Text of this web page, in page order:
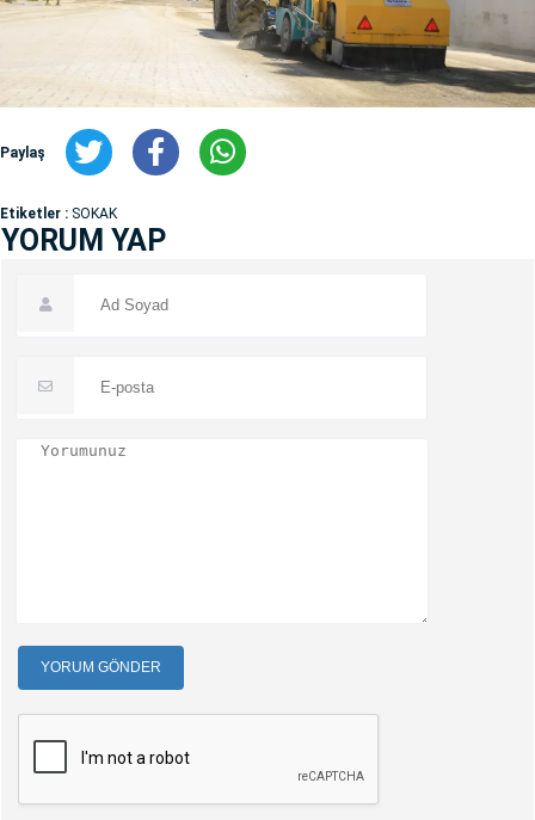
Paylaş
Etiketler : SOKAK
YORUM YAP
YORUM GÖNDER